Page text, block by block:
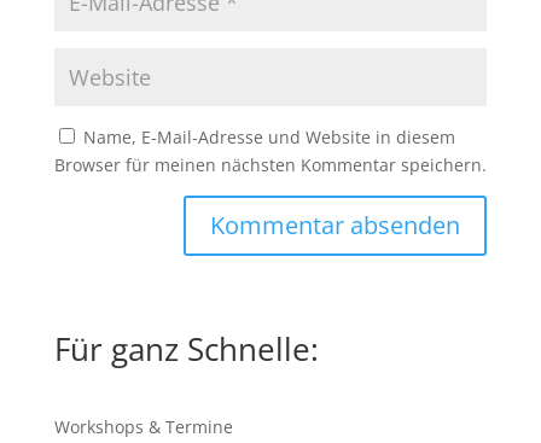
Name, E-Mail-Adresse und Website in diesem
Browser für meinen nächsten Kommentar speichern.
Für ganz Schnelle:
Workshops & Termine